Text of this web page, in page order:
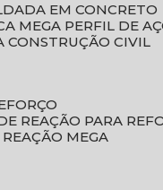
EM CONCRETO
MEGA PERFIL DE
CONSTRUÇÃO CIVIL
DE REAÇÃO PARA
REAÇÃO MEGA